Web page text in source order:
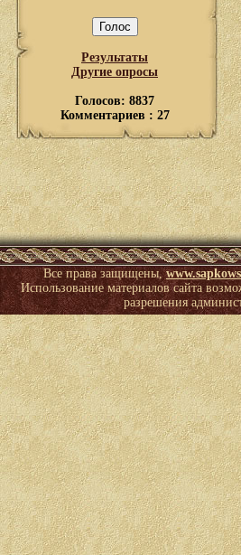
Результаты
Другие опросы
Голосов: 8837
Комментариев : 27
Все права защищены,
Использование материалов сайта
разрешения